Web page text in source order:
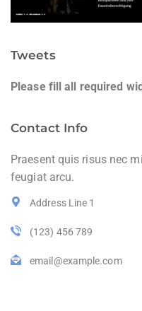
Tweets
Please fill all required
Contact Info
Praesent quis risus nec
feugiat arcu.
Address Line 1
(123) 456 789
email@example.com